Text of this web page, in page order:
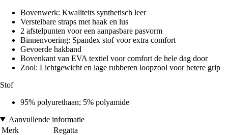
Bovenwerk: Kwaliteits synthetisch leer
Verstelbare straps met haak en lus
2 afstelpunten voor een aanpasbare pasvorm
Binnenvoering: Spandex stof voor extra comfort
Gevoerde hakband
Bovenkant van EVA textiel voor comfort de hele dag door
Zool: Lichtgewicht en lage rubberen loopzool voor betere grip
Stof
95% polyurethaan; 5% polyamide
Aanvullende informatie
Merk
Regatta